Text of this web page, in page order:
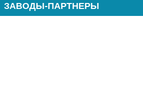
ЗАВОДЫ-ПАРТНЕРЫ